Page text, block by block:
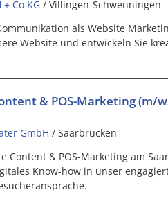
Co KG / Villingen-Schwenningen
als Website
Website und entwickeln Sie
& POS-Marketing (m/
GmbH / Saarbrücken
& POS-Marketing am
Know-how in unser